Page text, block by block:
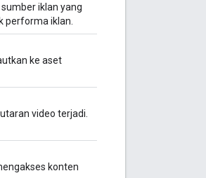
iklan yang
performa iklan.
ke aset
video terjadi.
konten